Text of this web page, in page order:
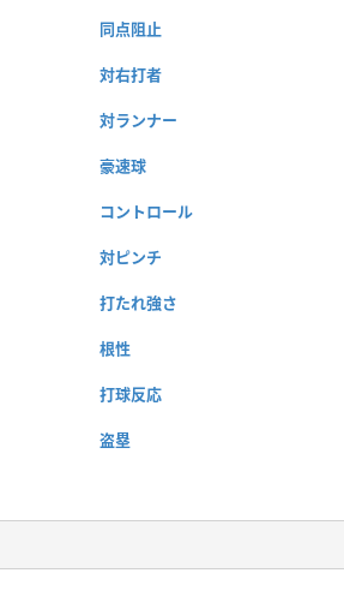
同点阻止
対右打者
対ランナー
豪速球
コントロール
対ピンチ
打たれ強さ
根性
打球反応
盗塁